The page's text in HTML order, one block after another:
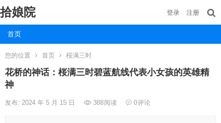
拾娘院
首页
登录 注册
您的位置 首页 桜满三时
花桥的神话：桜满三时碧蓝航线代表小女孩的英雄精
神
发布: 2024 年 5 月 15 日 388阅读 0评论